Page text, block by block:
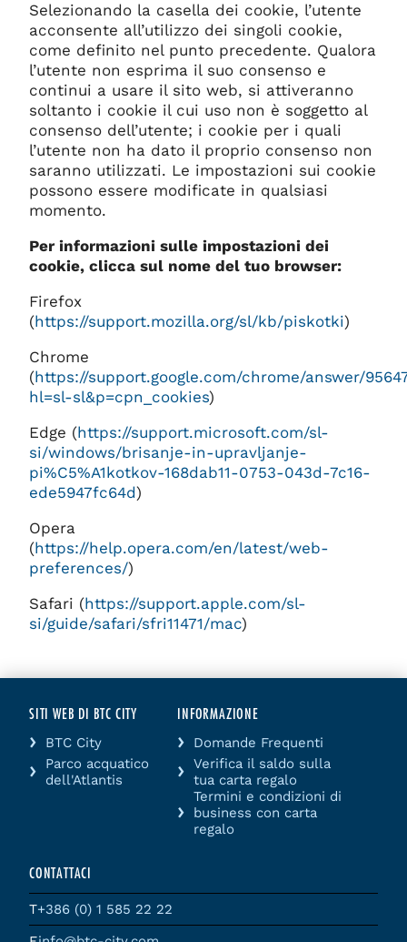
Selezionando la casella dei cookie, l’utente
acconsente all’utilizzo dei singoli cookie,
come definito nel punto precedente. Qualora
l’utente non esprima il suo consenso e
continui a usare il sito web, si attiveranno
soltanto i cookie il cui uso non è soggetto al
consenso dell’utente; i cookie per i quali
l’utente non ha dato il proprio consenso non
saranno utilizzati. Le impostazioni sui cookie
possono essere modificate in qualsiasi
momento.
Per informazioni sulle impostazioni dei
cookie, clicca sul nome del tuo browser:
Firefox
(https://support.mozilla.org/sl/kb/piskotki)
Chrome
(https://support.google.com/chrome/answer/
hl=sl-sl&p=cpn_cookies)
Edge (https://support.microsoft.com/sl-
si/windows/brisanje-in-upravljanje-
pi%C5%A1kotkov-168dab11-0753-043d-7c16-
ede5947fc64d)
Opera
(https://help.opera.com/en/latest/web-
preferences/)
Safari (https://support.apple.com/sl-
si/guide/safari/sfri11471/mac)
SITI WEB DI BTC CITY
BTC City
Parco acquatico
dell'Atlantis
INFORMAZIONE
Domande Frequenti
Verifica il saldo sulla
tua carta regalo
Termini e condizioni di
business con carta
regalo
CONTATTACI
T+386 (0) 1 585 22 22